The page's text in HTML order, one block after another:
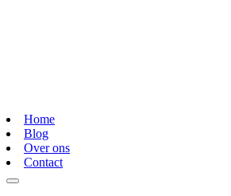
Home
Blog
Over ons
Contact